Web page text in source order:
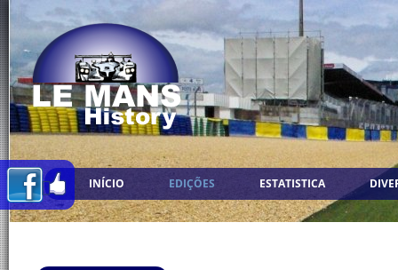
INÍCIO EDIÇÕES ESTATISTICA